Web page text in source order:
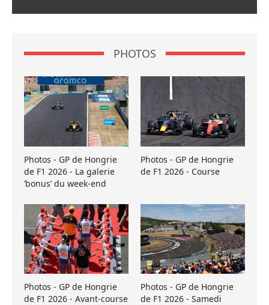
PHOTOS
Photos - GP de Hongrie
de F1 2026 - La galerie
’bonus’ du week-end
Photos - GP de Hongrie
de F1 2026 - Course
Photos - GP de Hongrie
de F1 2026 - Avant-course
Photos - GP de Hongrie
de F1 2026 - Samedi